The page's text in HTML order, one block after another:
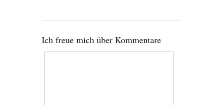
Ich freue mich über Kommentare